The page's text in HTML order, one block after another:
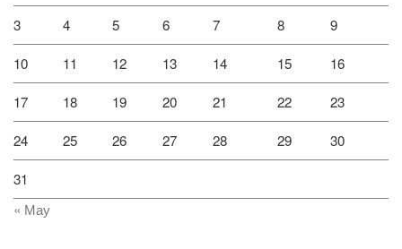
3 4 5 6 7 8 9
10 11 12 13 14 15 16
17 18 19 20 21 22 23
24 25 26 27 28 29 30
31
« Мау